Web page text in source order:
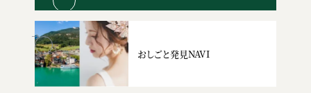
おしごと発見NAVI